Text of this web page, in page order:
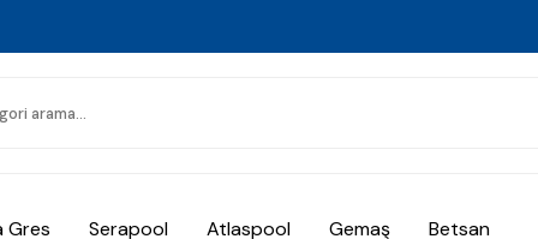
Gres Serapool Atlaspool Gemaş Betsan